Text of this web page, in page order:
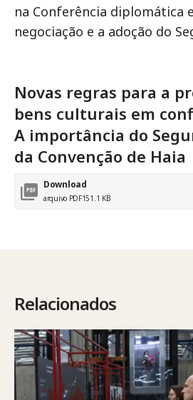
na Conferência diplomática
negociação e a adoção do
Novas regras para a
bens culturais em
A importância do
da Convenção de Haia
Download
arquivo PDF151.1 KB
Relacionados